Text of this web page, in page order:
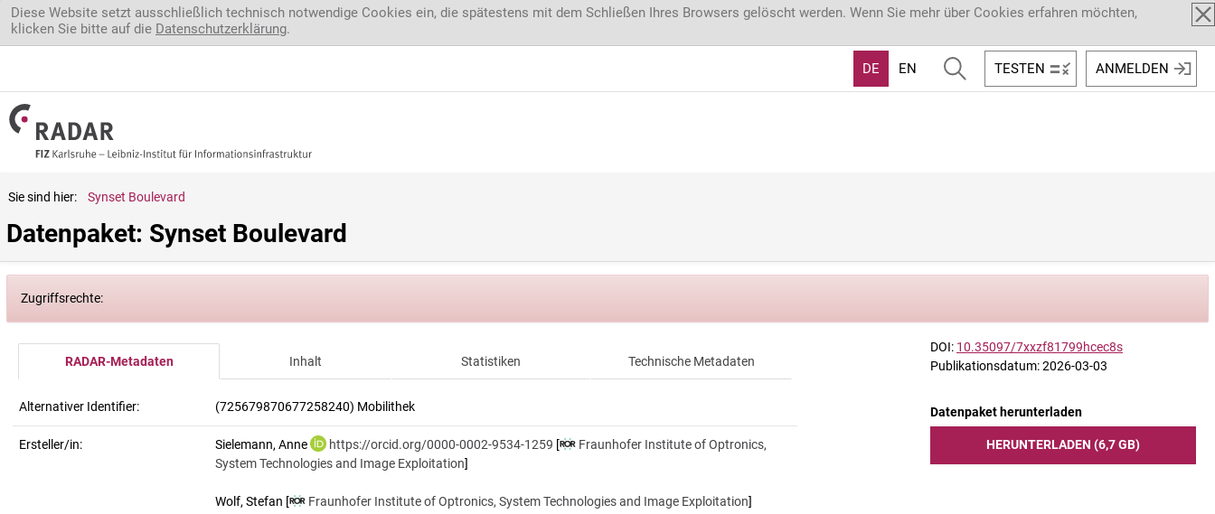
Direkt zum Inhalt
Diese Website setzt ausschließlich technisch notwendige Cookies ein, die spätestens mit dem Schließen Ihres Browsers gelöscht werden. Wenn Sie mehr über Cookies erfahren möchten,
klicken Sie bitte auf die Datenschutzerklärung.
DE EN TESTEN ANMELDEN
Sie sind hier: Synset Boulevard
Datenpaket: Synset Boulevard
Zugriffsrechte:
RADAR-Metadaten Inhalt Statistiken Technische Metadaten
Alternativer Identifier: (725679870677258240) Mobilithek
Ersteller/in: Sielemann, Anne https://orcid.org/0000-0002-9534-1259 [
Fraunhofer Institute of Optronics,
System Technologies and Image Exploitation]
Wolf, Stefan [ Fraunhofer Institute of Optronics, System Technologies and Image Exploitation]
DOI: 10.35097/7xxzf81799hcec8s
Publikationsdatum: 2026-03-03
Datenpaket herunterladen
HERUNTERLADEN (6,7 GB)